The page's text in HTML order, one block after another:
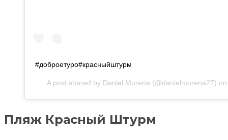
#доброетуро#красныйштурм
A post shared by Daniel Morena (@danielmorena27)
Пляж Красный Штурм